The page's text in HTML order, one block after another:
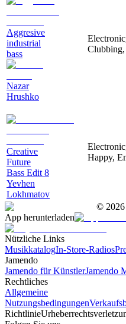
Aggresive
industrial
bass
Nazar
Hrushko
Creative
Future
Bass Edit 8
Yevhen
Lokhmatov
Happy,
© 2026
App herunterladen
Nützliche Links
MusikkatalogIn-Store-Radios
Jamendo
Jamendo für KünstlerJamendo
Rechtliches
Allgemeine
Nutzungsbedingungen
Richtlinie